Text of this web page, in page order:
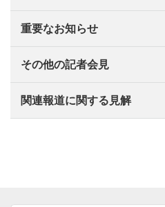
重要なお知らせ
その他の記者会見
関連報道に関する見解